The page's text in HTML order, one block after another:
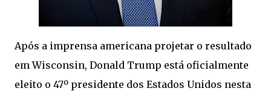
Após a imprensa americana projetar o resultado
em Wisconsin, Donald Trump está oficialmente
eleito o 47º presidente dos Estados Unidos nesta